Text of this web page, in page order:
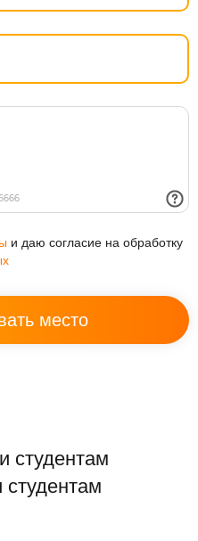
и даю согласие на обработку
студентам